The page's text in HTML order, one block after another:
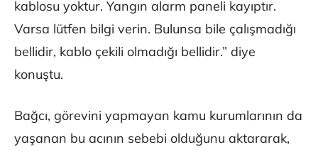
kablosu yoktur. Yangın alarm paneli kayıptır.
Varsa lütfen bilgi verin. Bulunsa bile çalışmadığı
bellidir, kablo çekili olmadığı bellidir.” diye
konuştu.
Bağcı, görevini yapmayan kamu kurumlarının da
yaşanan bu acının sebebi olduğunu aktararak,